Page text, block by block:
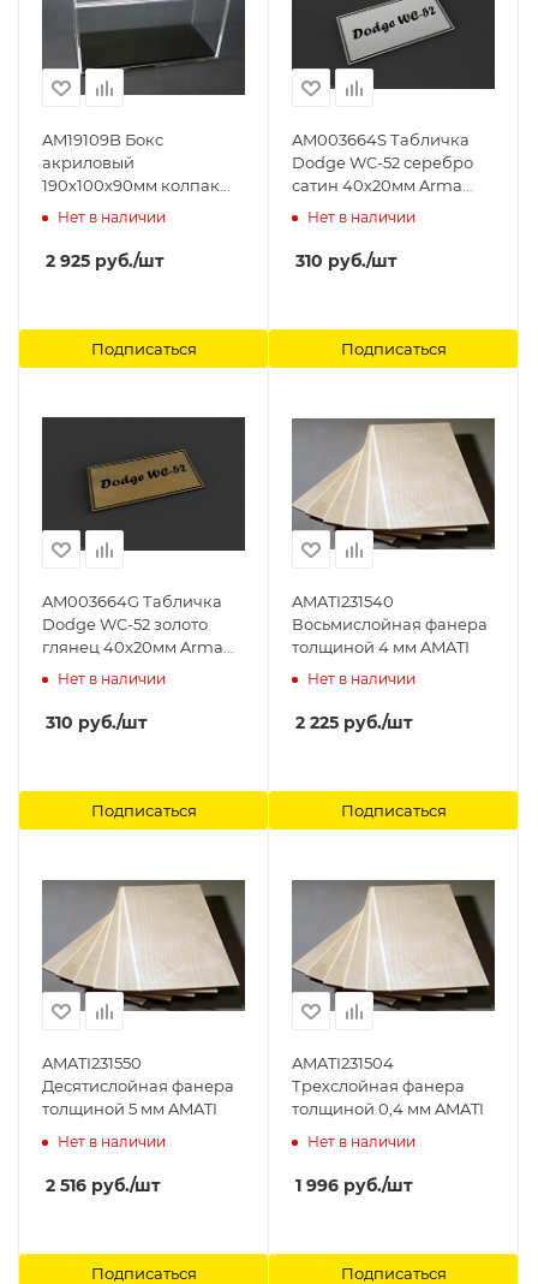
AM19109B Бокс
акриловый
190х100х90мм колпак
3мм, основание 3+3мм
Models
Нет в наличии
2 925 руб./шт
Подписаться
AM003664S Табличка
Dodge WC-52 серебро
сатин 40х20мм Arma
Models
Нет в наличии
310 руб./шт
Подписаться
AM003664G Табличка
Dodge WC-52 золото
глянец 40х20мм Arma
Models
Нет в наличии
310 руб./шт
Подписаться
AMATI231540
Восьмислойная фанера
толщиной 4 мм AMATI
Нет в наличии
2 225 руб./шт
Подписаться
AMATI231550
Десятислойная фанера
толщиной 5 мм AMATI
Нет в наличии
2 516 руб./шт
Подписаться
AMATI231504
Трехслойная фанера
толщиной 0,4 мм AMATI
Нет в наличии
1 996 руб./шт
Подписаться